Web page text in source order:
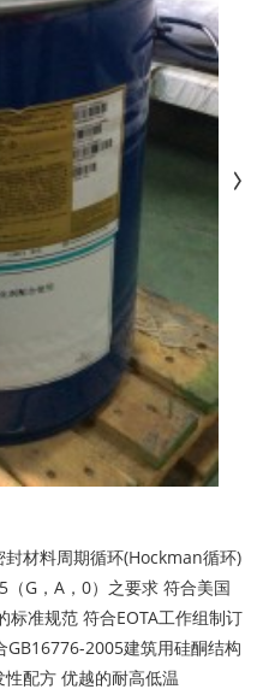
材料周期循环(Hockman循环)
G，A，0）之要求 符合美国
准规范 符合EOTA工作组制订
GB16776-2005建筑用硅酮结构
配方 优越的耐高低温